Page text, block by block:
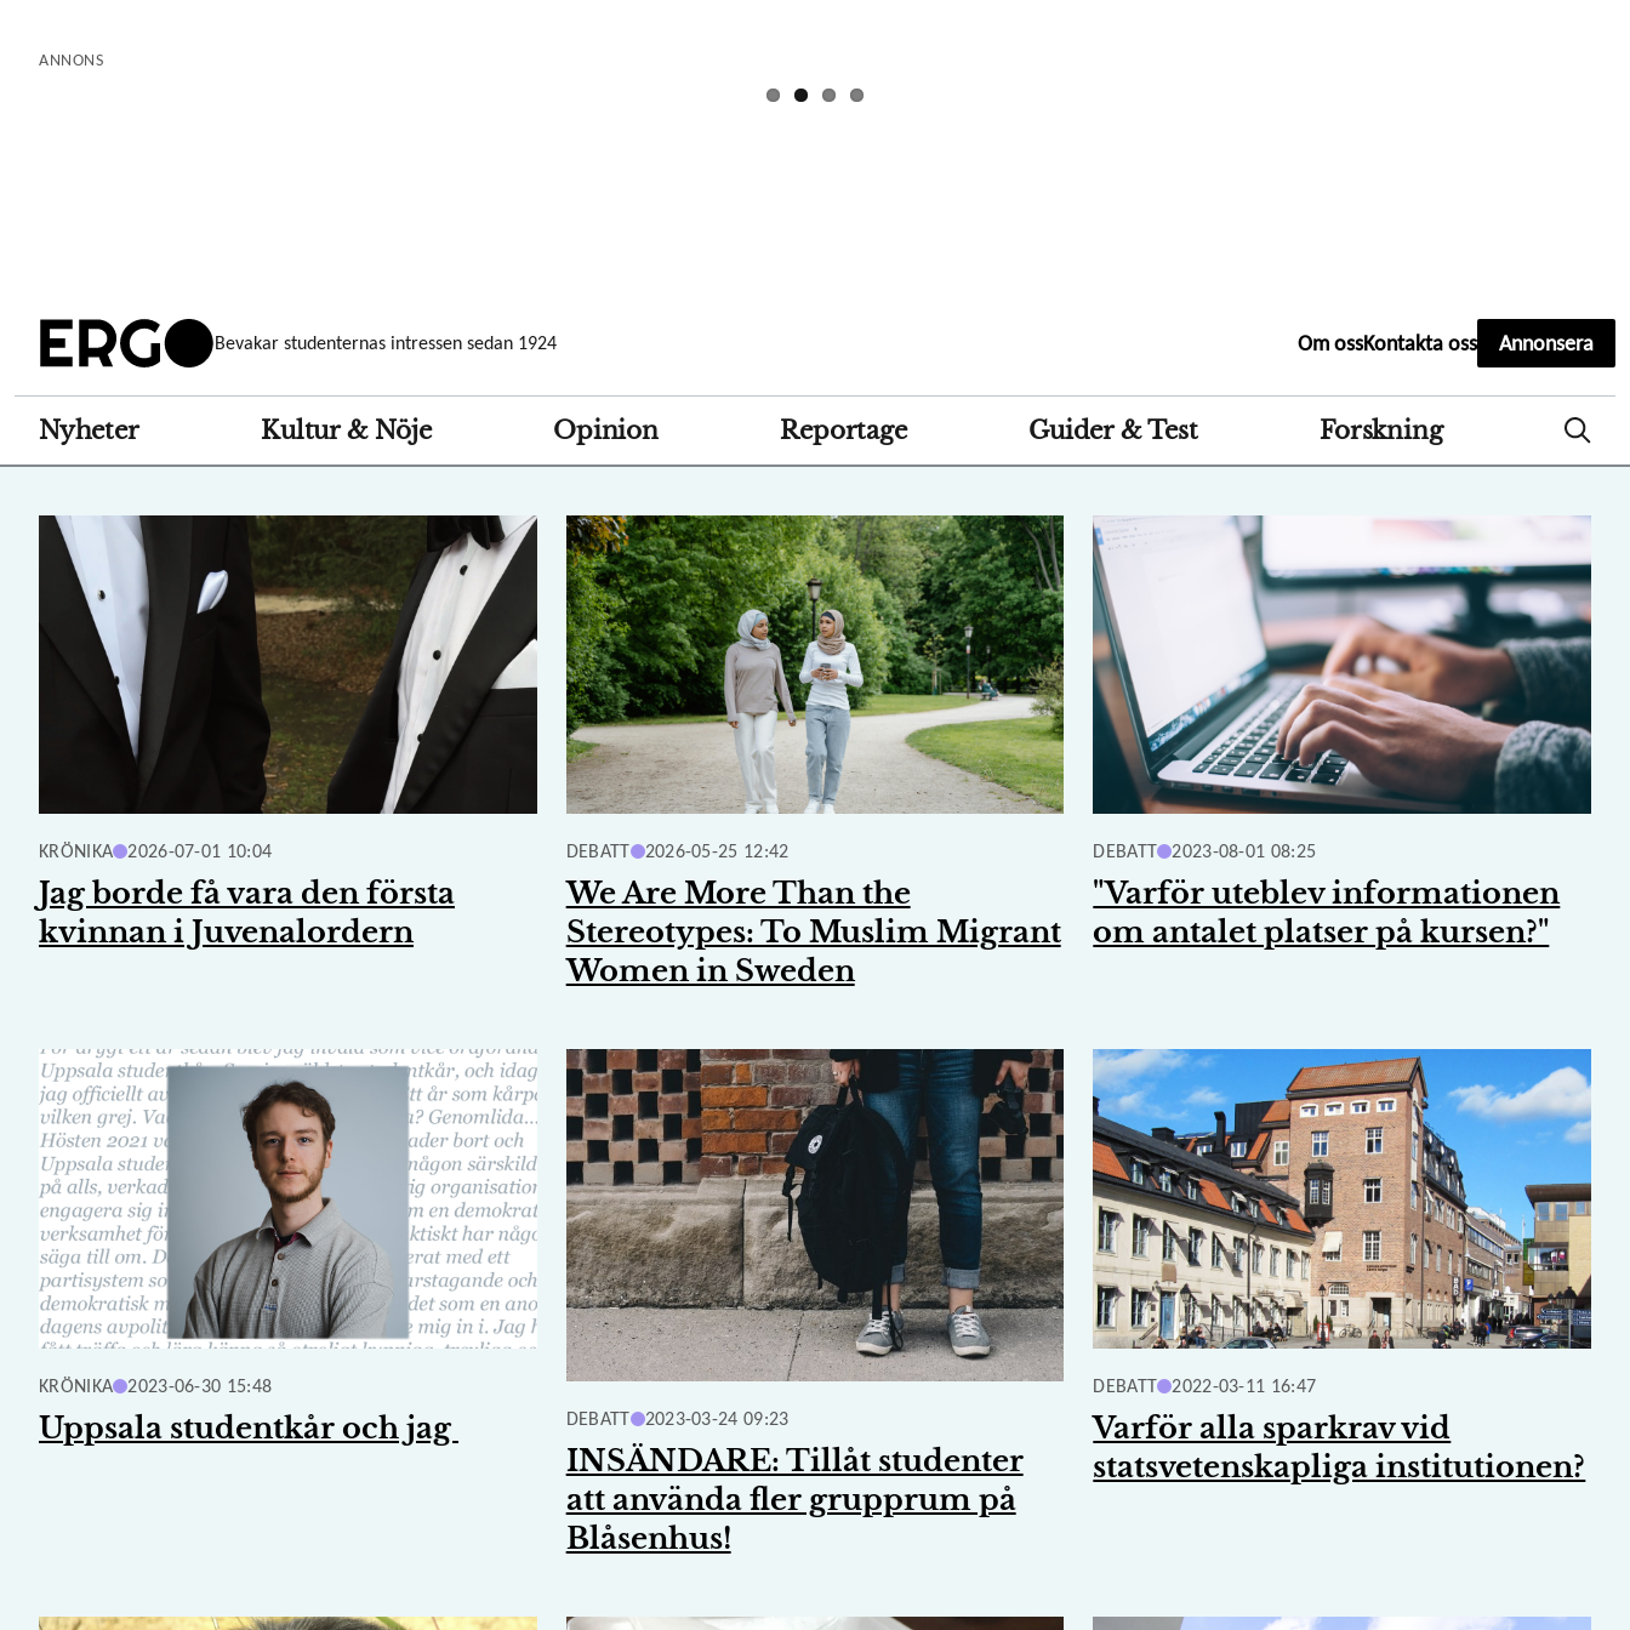
ANNONS
Bevakar studenternas intressen sedan 1924
Second
header
menu
Om ossKontakta oss Annonsera
Nyheter Kultur & Nöje Opinion Reportage Guider & Test Forskning
KRÖNIKA 2026-07-01 10:04
Jag borde få vara den första
kvinnan i Juvenalordern
DEBATT 2026-05-25 12:42
We Are More Than the
Stereotypes: To Muslim Migrant
Women in Sweden
DEBATT 2023-08-01 08:25
"Varför uteblev informationen
om antalet platser på kursen?"
KRÖNIKA 2023-06-30 15:48
Uppsala studentkår och jag DEBATT 2023-03-24 09:23
INSÄNDARE: Tillåt studenter
att använda fler grupprum på
Blåsenhus!
DEBATT 2022-03-11 16:47
Varför alla sparkrav vid
statsvetenskapliga institutionen?